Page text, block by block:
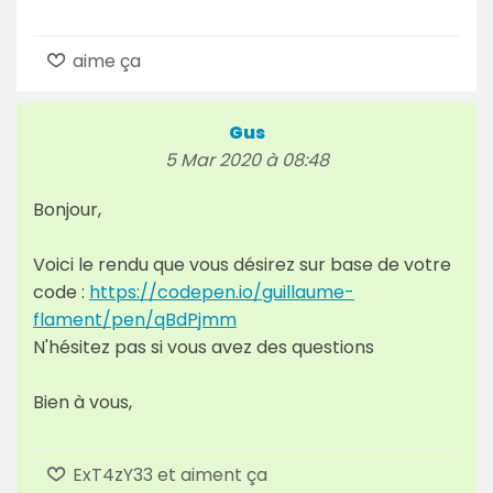
aime ça
Gus
5 Mar 2020 à 08:48
Bonjour,
Voici le rendu que vous désirez sur base de votre
code : https://codepen.io/guillaume-
flament/pen/qBdPjmm
N'hésitez pas si vous avez des questions
Bien à vous,
ExT4zY33 et aiment ça